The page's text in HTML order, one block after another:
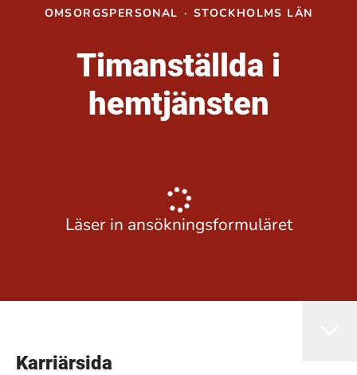
OMSORGSPERSONAL · STOCKHOLMS LÄN
Timanställda i
hemtjänsten
Läser in ansökningsformuläret
Karriärsida